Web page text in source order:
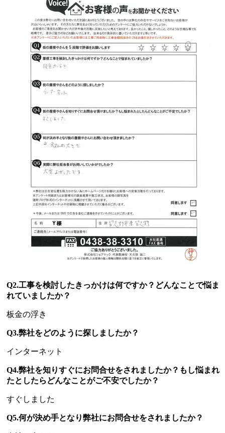
Q2.工事を検討したきっかけは何ですか？どんなことで悩ま
れていましたか？
板金の浮き
Q3.弊社をどのように探しましたか？
インターネット
Q4.弊社を知りすぐにお問合せをされましたか？もし悩まれ
たとしたらどんなことがご不安でしたか？
すぐしました
Q5.何が決め手となり弊社にお問合せをされましたか？